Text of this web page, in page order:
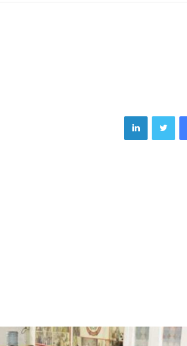
Facebook
Twitter
LinkedIn